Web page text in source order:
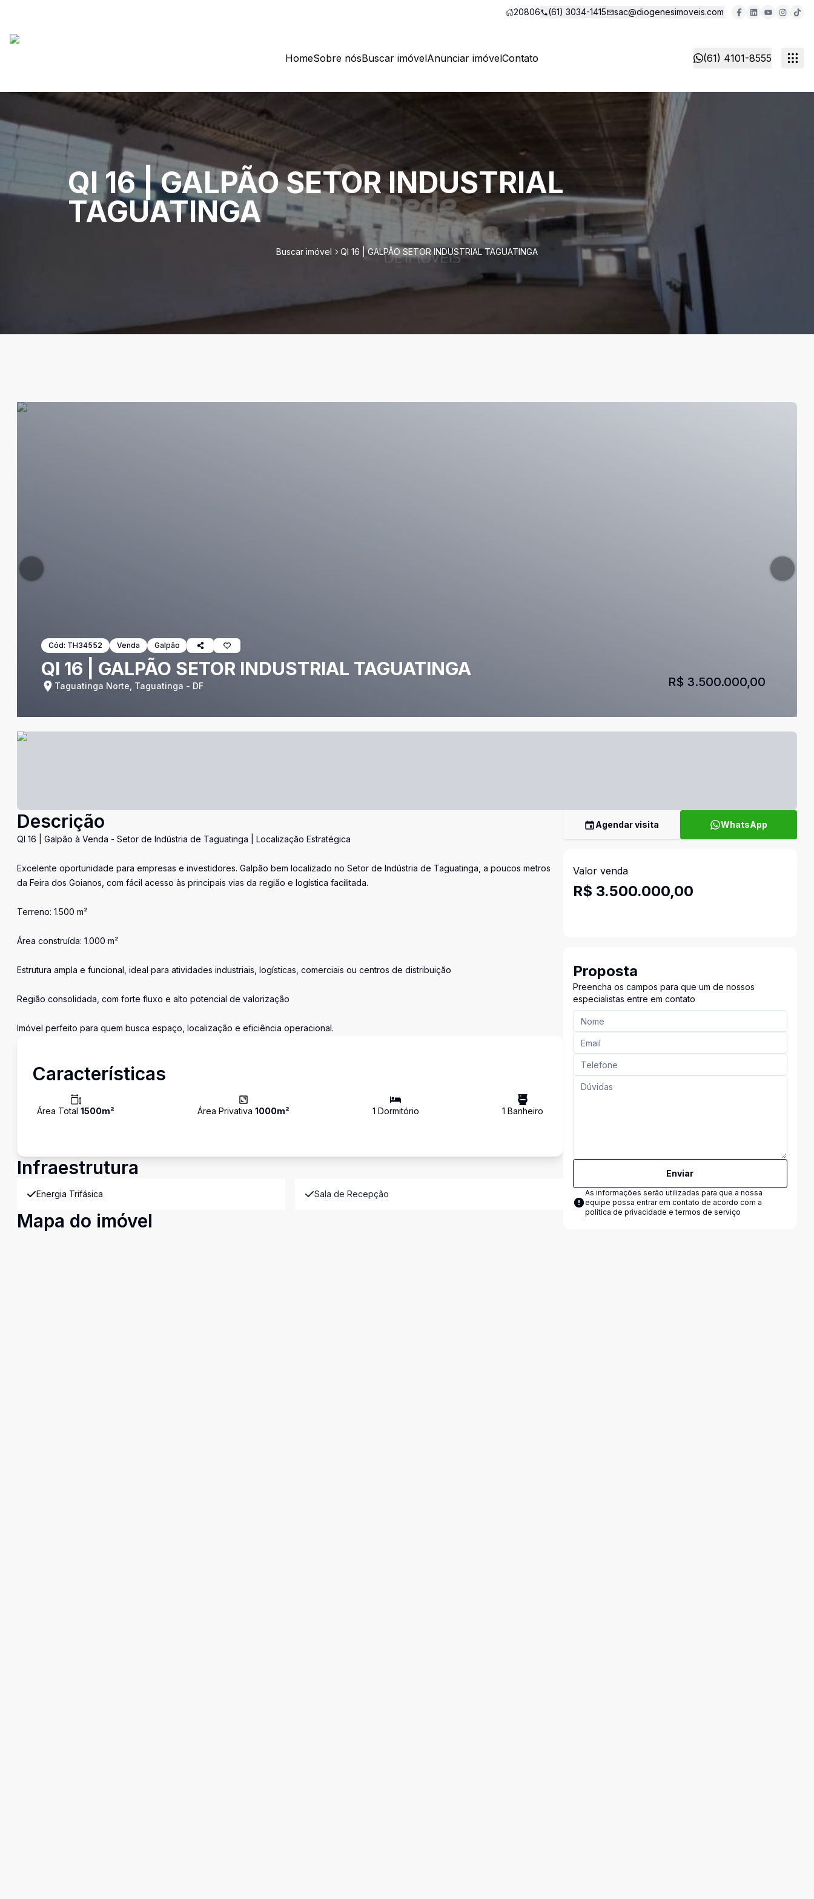
20806 (61) 3034-1415 sac@diogenesimoveis.com
HomeSobre nósBuscar imóvelAnunciar imóvelContato (61) 4101-8555
QI 16 | GALPÃO SETOR INDUSTRIAL
TAGUATINGA
Buscar imóvel QI 16 | GALPÃO SETOR INDUSTRIAL TAGUATINGA
Cód: TH34552 Venda Galpão
QI 16 | GALPÃO SETOR INDUSTRIAL TAGUATINGA
Taguatinga Norte, Taguatinga - DF R$ 3.500.000,00
Descrição
QI 16 | Galpão à Venda - Setor de Indústria de Taguatinga | Localização Estratégica
Excelente oportunidade para empresas e investidores. Galpão bem localizado no Setor de Indústria de Taguatinga, a poucos metros
da Feira dos Goianos, com fácil acesso às principais vias da região e logística facilitada.
Terreno: 1.500 m²
Área construída: 1.000 m²
Estrutura ampla e funcional, ideal para atividades industriais, logísticas, comerciais ou centros de distribuição
Região consolidada, com forte fluxo e alto potencial de valorização
Imóvel perfeito para quem busca espaço, localização e eficiência operacional.
Características
Área Total 1500m² Área Privativa 1000m² 1 Dormitório 1 Banheiro
Infraestrutura
Energia Trifásica Sala de Recepção
Mapa do imóvel
Agendar visita WhatsApp
Valor venda
R$ 3.500.000,00
Proposta
Preencha os campos para que um de nossos
especialistas entre em contato
Enviar
As informações serão utilizadas para que a nossa
equipe possa entrar em contato de acordo com a
política de privacidade e termos de serviço